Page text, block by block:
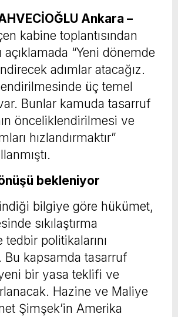
Ankara –
kabine toplantısından
açıklamada “Yeni dönemde
adımlar atacağız.
üç temel
Bunlar kamuda tasarruf
önceliklendirilmesi ve
hızlandırmaktır”
bekleniyor
bilgiye göre hükümet,
sıkılaştırma
politikalarını
Bu kapsamda tasarruf
bir yasa teklifi ve
Hazine ve Maliye
Şimşek’in Amerika